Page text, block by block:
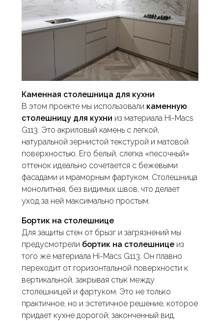
Каменная столешница для кухни
В этом проекте мы использовали каменную
столешницу для кухни из материала Hi-Macs
G113. Это акриловый камень с легкой,
натуральной зернистой текстурой и матовой
поверхностью. Его белый, слегка «песочный»
оттенок идеально сочетается с бежевыми
фасадами и мраморным фартуком. Столешница
монолитная, без видимых швов, что делает
уход за ней максимально простым.
Бортик на столешнице
Для защиты стен от брызг и загрязнений мы
предусмотрели бортик на столешнице из
того же материала Hi-Macs G113. Он плавно
переходит от горизонтальной поверхности к
вертикальной, закрывая стык между
столешницей и фартуком. Это не только
практичное, но и эстетичное решение, которое
придает кухне дорогой, законченный вид.